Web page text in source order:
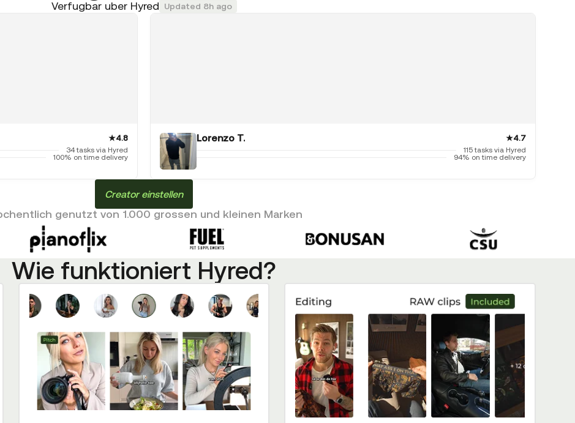
Verfugbar uber Hyred Updated 8h ago
★4.8
34 tasks via Hyred
100% on time delivery
Lorenzo T. ★4.7
115 tasks via Hyred
94% on time delivery
Creator einstellen
genutzt von 1.000 grossen und kleinen Marken
Wie funktioniert Hyred?